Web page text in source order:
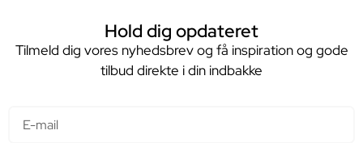
Hold dig opdateret
Tilmeld dig vores nyhedsbrev og få inspiration og gode
tilbud direkte i din indbakke